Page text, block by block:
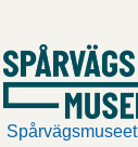
Spårvägsmuseet